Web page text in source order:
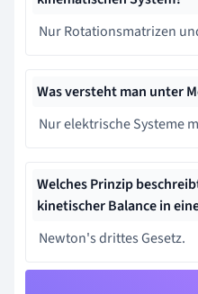
Nur Rotationsmatrizen
Was versteht man unter
Nur elektrische Systeme
Welches Prinzip
kinetischer Balance in
Newton's drittes Gesetz.